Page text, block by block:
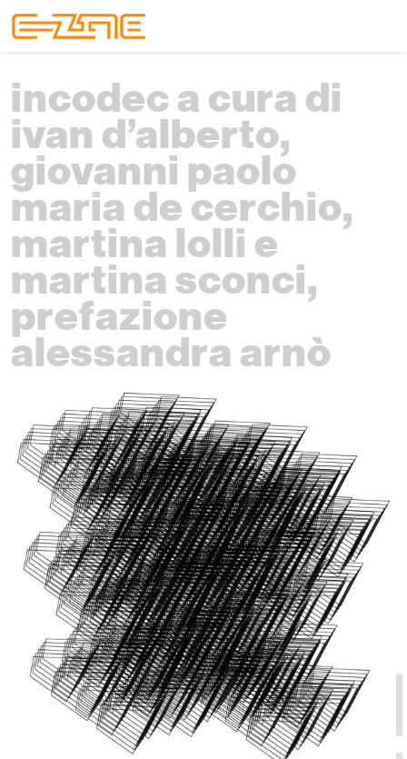
incodec a cura di
ivan d’alberto,
giovanni paolo
maria de cerchio,
martina lolli e
martina sconci,
prefazione
alessandra arnò